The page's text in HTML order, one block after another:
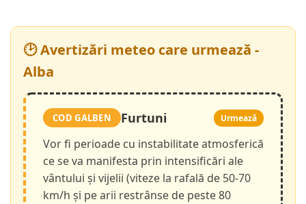
🕑 Avertizări meteo care urmează -
Alba
COD GALBEN Furtuni Urmează
Vor fi perioade cu instabilitate atmosferică
ce se va manifesta prin intensificări ale
vântului și vijelii (viteze la rafală de 50-70
km/h și pe arii restrânse de peste 80